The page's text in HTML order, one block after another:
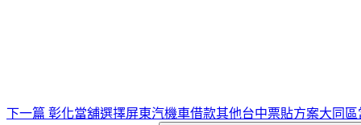
下一篇 彰化當舖選擇屏東汽機車借款其他台中票貼方案大同區